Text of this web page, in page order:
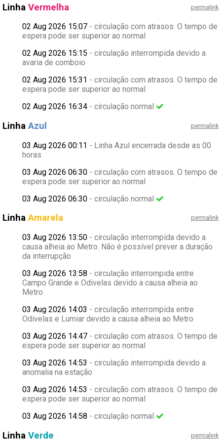
permalink
Linha Vermelha
02 Aug 2026 15:07 - circulação com atrasos. O tempo de
espera pode ser superior ao normal
02 Aug 2026 15:15 - circulação interrompida devido a
avaria de comboio
02 Aug 2026 15:31 - circulação com atrasos. O tempo de
espera pode ser superior ao normal
02 Aug 2026 16:34 - circulação normal
permalink
LinhaAzul
03 Aug 2026 00:11 - Linha Azul encerrada desde as 00
horas
03 Aug 2026 06:30 - circulação com atrasos. O tempo de
espera pode ser superior ao normal
03 Aug 2026 06:30 - circulação normal
permalink
LinhaAmarela
03 Aug 2026 13:50 - circulação interrompida devido a
causa alheia ao Metro. Não é possível prever a duração
da interrupção
03 Aug 2026 13:58 - circulação interrompida entre
Campo Grande e Odivelas devido a causa alheia ao
Metro
03 Aug 2026 14:03 - circulação interrompida entre
Odivelas e Lumiar devido a causa alheia ao Metro
03 Aug 2026 14:47 - circulação com atrasos. O tempo de
espera pode ser superior ao normal
03 Aug 2026 14:53 - circulação interrompida devido a
anomalia na estação
03 Aug 2026 14:53 - circulação com atrasos. O tempo de
espera pode ser superior ao normal
03 Aug 2026 14:58 - circulação normal
permalink
Linha Verde